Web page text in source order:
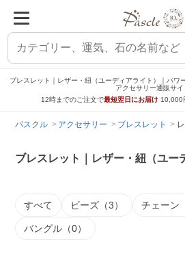
ブレスレット｜レザー・紐（ユーディアライト）｜パワ
アクセサリー通販サイ
12時までのご注文で最短翌日にお届け 10,000
パスクル アクセサリー ブレスレット
ブレスレット｜レザー・紐（ユー
すべて ビーズ（3） チェーン
バングル（0）